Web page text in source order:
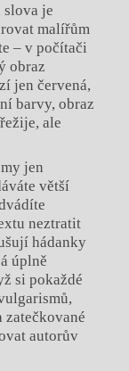
slova je
malířům
– v počítači
obraz
jen červená,
barvy, obraz
ale
jen
větší
neztratit
hádanky
úplně
si pokaždé
zatečkované
autorův